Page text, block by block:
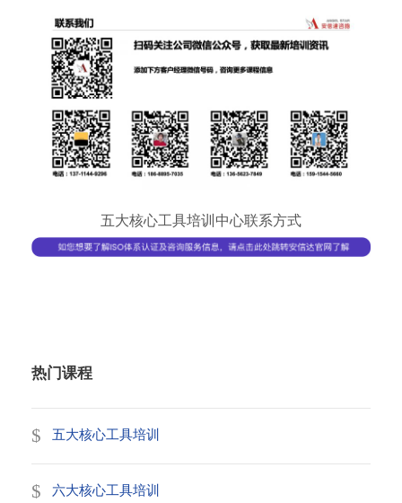
五大核心工具培训中心联系方式
热门课程
五大核心工具培训
六大核心工具培训